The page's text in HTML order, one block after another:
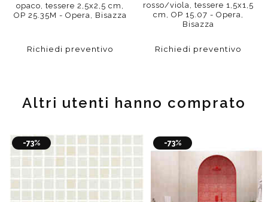
opaco, tessere 2,5x2,5 cm,
OP 25.35M - Opera, Bisazza
Richiedi preventivo
rosso/viola, tessere 1,5x1,5
cm, OP 15.07 - Opera,
Bisazza
Richiedi preventivo
Altri utenti hanno comprato
-73% -73%